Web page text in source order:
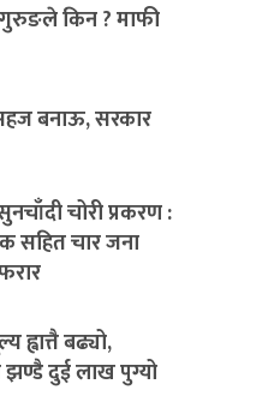
गुरुङले किन ? माफी
बनाऊ, सरकार
चोरी प्रकरण :
सहित चार जना
बढ्यो,
झण्डै दुई लाख पुग्यो